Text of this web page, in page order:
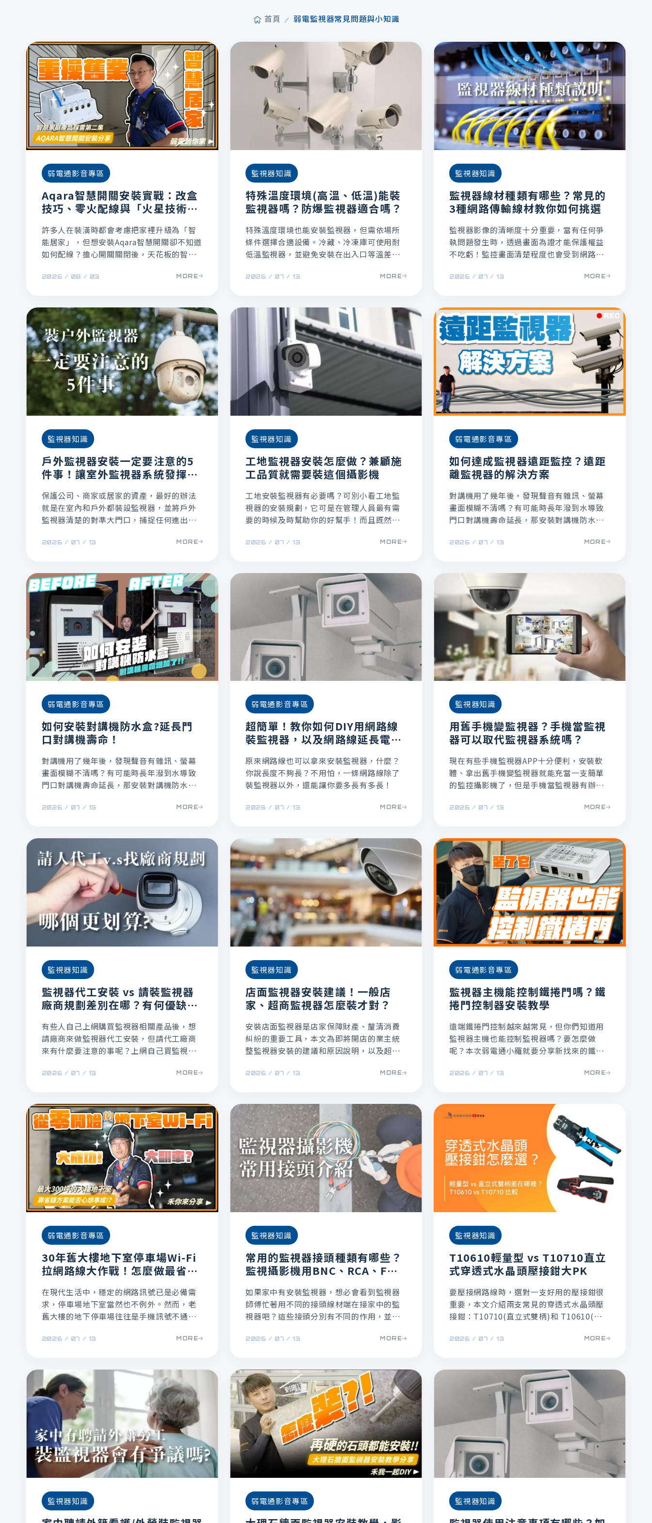
首頁 弱電監視器常見問題與小知識
2026 / 08 / 03
弱電通影音專區
Aqara智慧開關安裝實戰：改盒
技巧、零火配線與「火星技術」
許多人在裝潢時都會考慮把家裡升級為「智
能居家」，但想安裝Aqara智慧開關卻不知道
如何配線？擔心開關關閉後，天花板的智慧
您詳細拆解Aqara歐規開關的改盒補土技巧、
佳的居家燈光氛圍！
MORE 2026 / 07 / 13
監視器知識
特殊溫度環境(高溫、低溫)能裝
監視器嗎？防爆監視器適合嗎？
特殊溫度環境也能安裝監視器，但需依場所
條件選擇合適設備。冷藏、冷凍庫可使用耐
低溫監視器，並避免安裝在出入口等溫差過
機。防爆監視器適用於煉油廠、化工廠等易
裝廠商，將需求、環境條件說明清楚，請廠
商協助規劃。
MORE 2026 / 07 / 13
監視器知識
監視器線材種類有哪些？常見的
3種網路傳輸線材教你如何挑選
監視器影像的清晰度十分重要，當有任何爭
執問題發生時，透過畫面為證才能保護權益
不吃虧！監控畫面清楚程度也會受到網路傳
要有個介質來幫助，這個傳輸介質就是線MORE
2026 / 07 / 13
監視器知識
戶外監視器安裝一定要注意的5
件事！讓室外監視器系統發揮作
保護公司、商家或居家的資產，最好的辦法
就是在室內和戶外都裝設監視器，並將戶外
監視器清楚的對準大門口，捕捉任何進出的
室外監視器有些問題要注意，到底如何規劃
MORE 2026 / 07 / 13
監視器知識
工地監視器安裝怎麼做？兼顧施
工品質就需要裝這個攝影機
工地安裝監視器有必要嗎？可別小看工地監
視器的安裝規劃，它可是在管理人員最有需
要的時候及時幫助你的好幫手！而且既然要
到兼顧施工品質的最佳效果，本文一一說明
MORE 2026 / 07 / 13
弱電通影音專區
如何達成監視器遠距監控？遠距
離監視器的解決方案
對講機用了幾年後，發現聲音有雜訊、螢幕
畫面模糊不清嗎？有可能時長年潑到水導致
門口對講機壽命延長，那安裝對講機防水盒
機防水盒吧！
MORE
2026 / 07 / 13
弱電通影音專區
如何安裝對講機防水盒?延長門
口對講機壽命！
對講機用了幾年後，發現聲音有雜訊、螢幕
畫面模糊不清嗎？有可能時長年潑到水導致
門口對講機壽命延長，那安裝對講機防水盒
機防水盒吧！
MORE 2026 / 07 / 13
弱電通影音專區
超簡單！教你如何DIY用網路線
裝監視器，以及網路線延長電源
原來網路線也可以拿來安裝監視器，什麼？
你說長度不夠長？不用怕，一條網路線除了
裝監視器以外，還能讓你要多長有多長！
MORE 2026 / 07 / 13
監視器知識
用舊手機變監視器？手機當監視
器可以取代監視器系統嗎？
現在有些手機監視器APP十分便利，安裝軟
體、拿出舊手機變監視器就能充當一支簡單
的監控攝影機了，但是手機當監視器有辦法
點來說明！
MORE
2026 / 07 / 13
監視器知識
監視器代工安裝 vs 請裝監視器
廠商規劃差別在哪？有何優缺
有些人自己上網購買監視器相關產品後，想
請廠商來做監視器代工安裝，但請代工廠商
來有什麼要注意的事呢？上網自己買監視器
和全程委任廠商規劃安裝的差異在哪裡，幫
MORE 2026 / 07 / 13
監視器知識
店面監視器安裝建議！一般店
家、超商監視器怎麼裝才對？
安裝店面監視器是店家保障財產、釐清消費
糾紛的重要工具，本文為即將開店的業主統
整監視器安裝的建議和原因說明，以及超商
面防護網。
MORE 2026 / 07 / 13
弱電通影音專區
監視器主機能控制鐵捲門嗎？鐵
捲門控制器安裝教學
遠端鐵捲門控制越來越常見，但你們知道用
監視器主機也能控制監視器嗎？要怎麼做
呢？本次弱電通小羅就要分享新找來的鐵捲
看弱電通的教學影片吧！
MORE
2026 / 07 / 13
弱電通影音專區
30年舊大樓地下室停車場Wi-Fi
拉網路線大作戰！怎麼做最省
在現代生活中，穩定的網路訊號已是必備需
求，停車場地下室當然也不例外。然而，老
舊大樓的地下停車場往往是手機訊號不通的
更可能影響安全。本集弱電通影片就是要來
堪用的Wi-Fi 網路系統，解決手機網路沒訊
號的問題。
MORE 2026 / 07 / 13
監視器知識
常用的監視器接頭種類有哪些？
監視攝影機用BNC、RCA、F型
如果家中有安裝監視器，想必會看到監視器
師傅忙著用不同的接頭線材端在接家中的監
視器吧？這些接頭分別有不同的作用，並不
見的監視器接頭種類有哪些，以及這些接頭
MORE 2026 / 07 / 13
監視器知識
T10610輕量型 vs T10710直立
式穿透式水晶頭壓接鉗大PK
要壓接網路線時，選對一支好用的壓接鉗很
重要，本文介紹兩支常見的穿透式水晶頭壓
接鉗：T10710(直立式雙柄)和 T10610(輕量
很常帶著跑工地施工，以下就依照特點與使
MORE
監視器知識 弱電通影音專區 監視器知識